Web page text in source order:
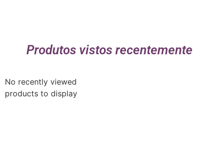
Produtos vistos recentemente
No recently viewed
products to display